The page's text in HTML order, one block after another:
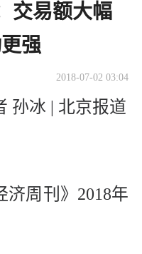
交易额大幅
强
2018-07-02 03:04
孙冰 | 北京报道
济周刊》2018年